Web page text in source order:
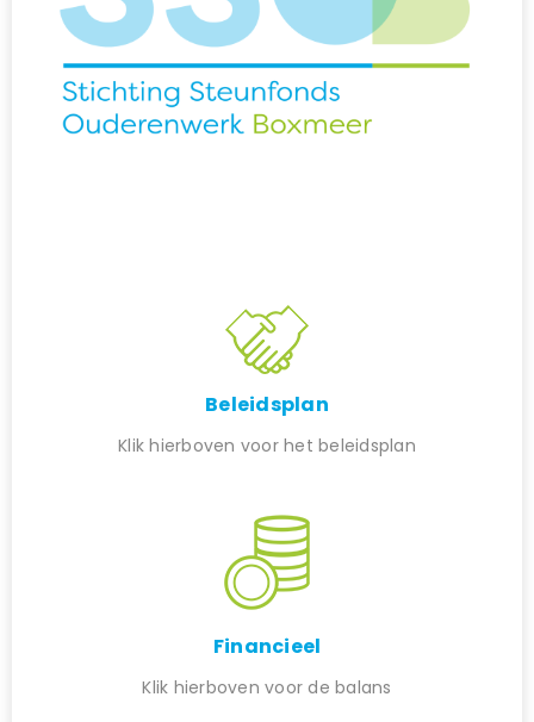
Beleidsplan
Klik hierboven voor het beleidsplan
Financieel
Klik hierboven voor de balans